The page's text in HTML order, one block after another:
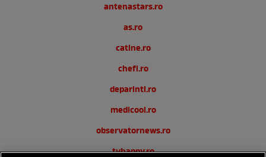
antenastars.ro
as.ro
catine.ro
chefi.ro
deparinti.ro
medicool.ro
observatornews.ro
tvhappy.ro